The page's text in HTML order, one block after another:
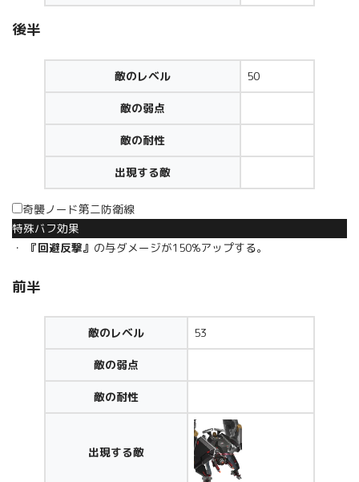
後半
敵のレベル 50
敵の弱点
敵の耐性
出現する敵
奇襲ノード第二防衛線
特殊バフ効果
・
『回避反撃』 の与ダメージが150%アップする。
前半
敵のレベル 53
敵の弱点
敵の耐性
出現する敵